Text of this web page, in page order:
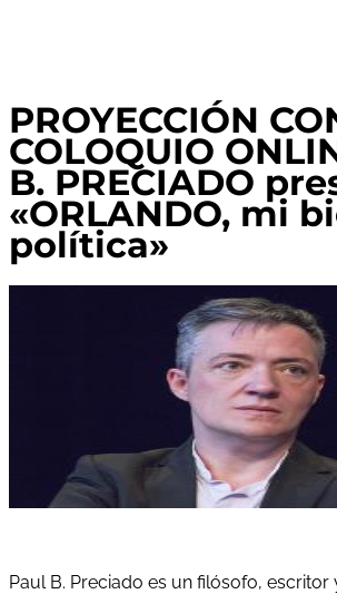
PROYECCIÓN
COLOQUIO
B. PRECIADO
«ORLANDO, mi
política»
Paul B. Preciado es un filósofo,